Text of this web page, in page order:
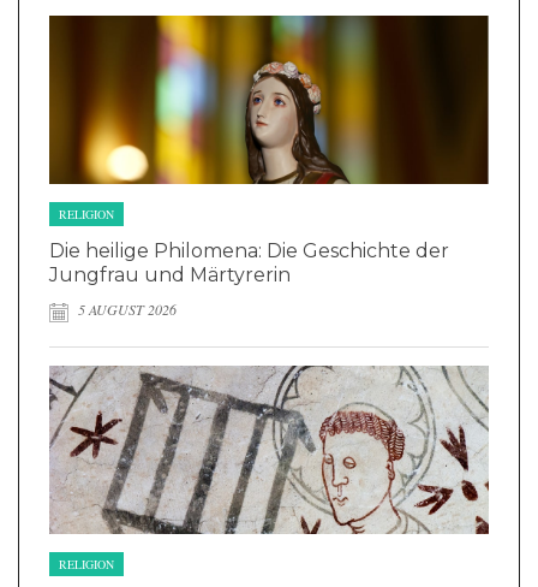
RELIGION
Die heilige Philomena: Die Geschichte der
Jungfrau und Märtyrerin
5 AUGUST 2026
RELIGION